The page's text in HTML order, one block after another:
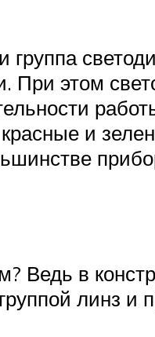
При этом
и
Ведь в
линз и